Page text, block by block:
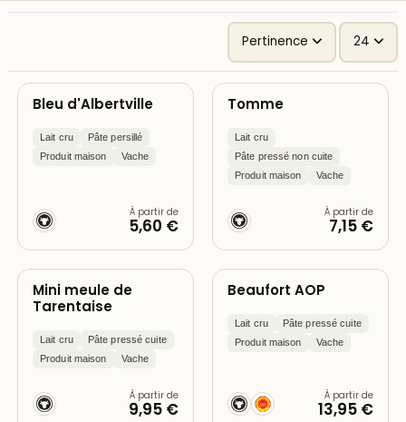
Pertinence 24
Bleu d'Albertville
Lait cru
Pâte persillé
Produit maison
Vache
À partir de
5,60 €
Tomme
Lait cru
Pâte pressé non cuite
Produit maison
Vache
À partir de
7,15 €
Mini meule de
Tarentaise
Lait cru
Pâte pressé cuite
Produit maison
Vache
À partir de
9,95 €
Beaufort AOP
Lait cru
Pâte pressé cuite
Produit maison
Vache
À partir de
13,95 €